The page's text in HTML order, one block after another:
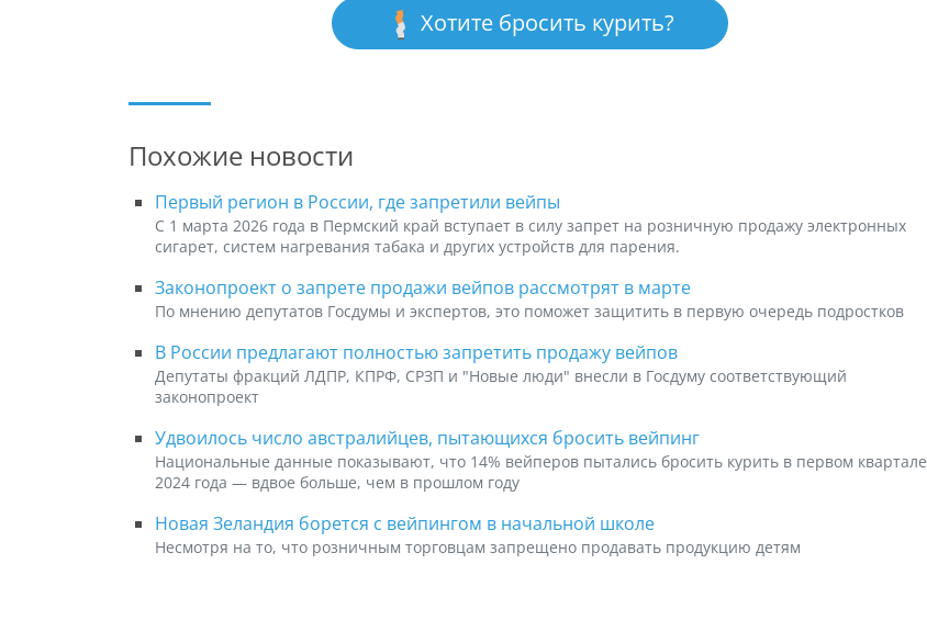
Хотите бросить курить?
Похожие новости
Первый регион в России, где запретили вейпы
С 1 марта 2026 года в Пермский край вступает в силу запрет на розничную продажу электронных
сигарет, систем нагревания табака и других устройств для парения.
Законопроект о запрете продажи вейпов рассмотрят в марте
По мнению депутатов Госдумы и экспертов, это поможет защитить в первую очередь подростков
В России предлагают полностью запретить продажу вейпов
Депутаты фракций ЛДПР, КПРФ, СРЗП и "Новые люди" внесли в Госдуму соответствующий
законопроект
Удвоилось число австралийцев, пытающихся бросить вейпинг
Национальные данные показывают, что 14% вейперов пытались бросить курить в первом квартале
2024 года — вдвое больше, чем в прошлом году
Новая Зеландия борется с вейпингом в начальной школе
Несмотря на то, что розничным торговцам запрещено продавать продукцию детям